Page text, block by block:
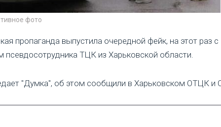
фото
пропаганда выпустила очередной фейк, на этот раз с
псевдосотрудника ТЦК из Харьковской области.
"Думка", об этом сообщили в Харьковском ОТЦК и